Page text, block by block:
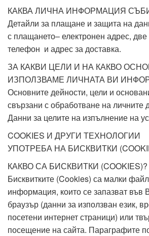
КАКВА ЛИЧНА ИНФОРМАЦИЯ
Детайли за плащане и защита на
с плащането– електронен адрес,
телефон и адрес за доставка.
ЗА КАКВИ ЦЕЛИ И НА КАКВО
ИЗПОЛЗВАМЕ ЛИЧНАТА ВИ
Основните дейности, цели и
свързани с обработване на личните
Данни за целите на изпълнение на
COOKIES И ДРУГИ ТЕХНОЛОГИИ
УПОТРЕБА НА БИСКВИТКИ
КАКВО СА БИСКВИТКИ (COOKIES)?
Бисквитките (Cookies) са малки
информация, които се запазват във
браузър (данни за използван език,
посетени интернет страници) или
посещение на сайта. Параграфите